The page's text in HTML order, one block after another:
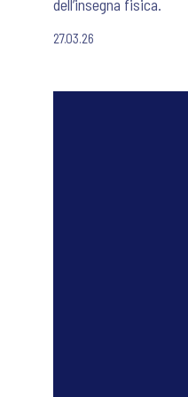
dell’insegna fisica.
27.03.26